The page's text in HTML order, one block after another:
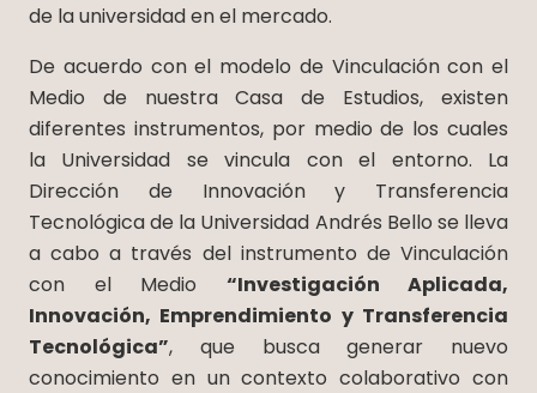
de la universidad en el mercado.
De acuerdo con el modelo de Vinculación con el
Medio de nuestra Casa de Estudios, existen
diferentes instrumentos, por medio de los cuales
la Universidad se vincula con el entorno. La
Dirección de Innovación y Transferencia
Tecnológica de la Universidad Andrés Bello se lleva
a cabo a través del instrumento de Vinculación
con el Medio “Investigación Aplicada,
Innovación, Emprendimiento y Transferencia
Tecnológica”, que busca generar nuevo
conocimiento en un contexto colaborativo con